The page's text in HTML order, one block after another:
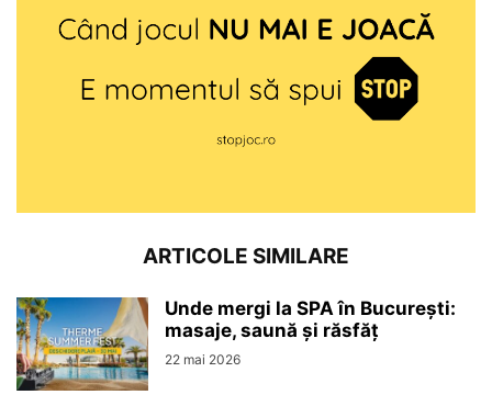
ARTICOLE SIMILARE
Unde mergi la SPA în București:
masaje, saună și răsfăț
22 mai 2026